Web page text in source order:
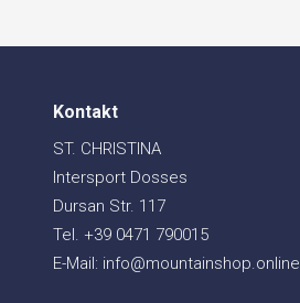
Kontakt
ST. CHRISTINA
Intersport Dosses
Dursan Str. 117
Tel. +39 0471 790015
E-Mail: info@mountainshop.online